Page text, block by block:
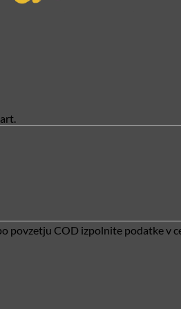
povzetju COD izpolnite podatke v